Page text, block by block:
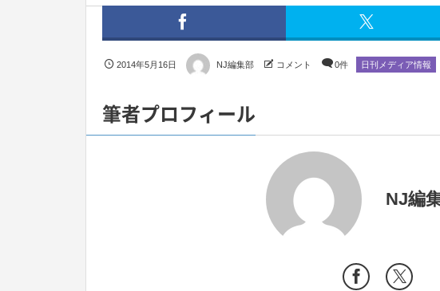
2014年5月16日 NJ編集部 コメント 0件 日刊メディア情報
筆者プロフィール
NJ編